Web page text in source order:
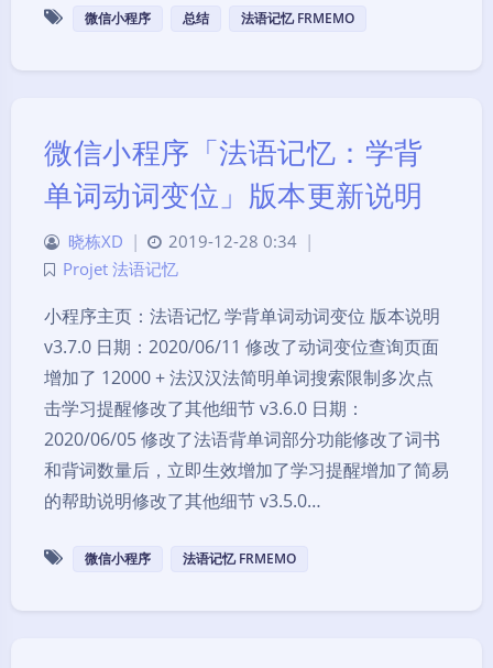
微信小程序 总结 法语记忆 FRMEMO
微信小程序「法语记忆：学背
单词动词变位」版本更新说明
晓栋XD | 2019-12-28 0:34 |
Projet 法语记忆
小程序主页：法语记忆 学背单词动词变位 版本说明
v3.7.0 日期：2020/06/11 修改了动词变位查询页面
增加了 12000 + 法汉汉法简明单词搜索限制多次点
击学习提醒修改了其他细节 v3.6.0 日期：
2020/06/05 修改了法语背单词部分功能修改了词书
和背词数量后，立即生效增加了学习提醒增加了简易
的帮助说明修改了其他细节 v3.5.0…
微信小程序 法语记忆 FRMEMO